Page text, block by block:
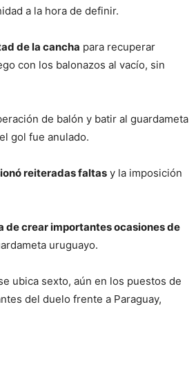
a la hora de definir.
de la cancha para recuperar
con los balonazos al vacío, sin
de balón y batir al guardameta
gol fue anulado.
reiteradas faltas y la imposición
de crear importantes ocasiones de
uruguayo.
ubica sexto, aún en los puestos de
del duelo frente a Paraguay,